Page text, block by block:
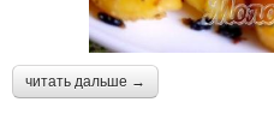
читать дальше →